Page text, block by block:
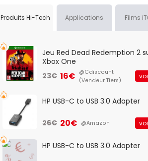
Produits Hi-Tech Applications Films
Jeu Red Dead Redemption 2
Xbox One
23€ 16€ @Cdiscount
(Vendeur Tiers)
HP USB-C to USB 3.0 Adapter
26€ 20€ @Amazon
HP USB-C to USB 3.0 Adapter